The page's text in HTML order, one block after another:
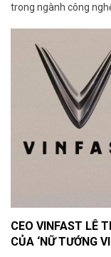
trong ngành công
CEO VINFAST LÊ
CỦA ‘NỮ TƯỚNG